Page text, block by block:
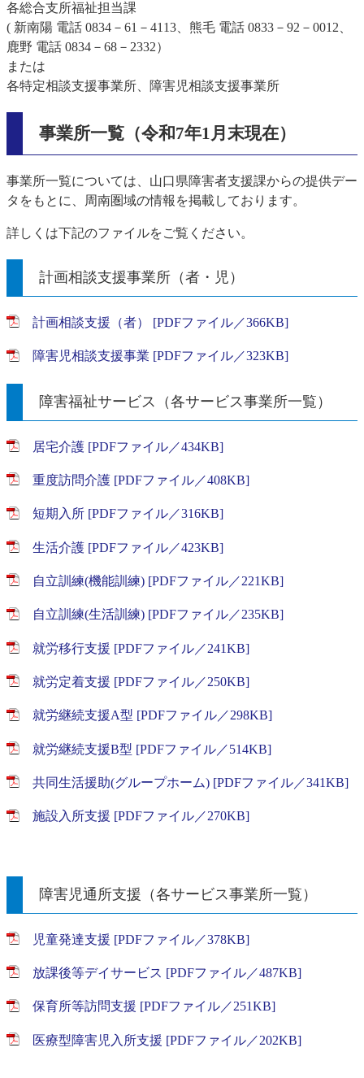
各総合支所福祉担当課
( 新南陽 電話 0834－61－4113、熊毛 電話 0833－92－0012、
鹿野 電話 0834－68－2332）
または
各特定相談支援事業所、障害児相談支援事業所
事業所一覧（令和7年1月末現在）
事業所一覧については、山口県障害者支援課からの提供デー
タをもとに、周南圏域の情報を掲載しております。
詳しくは下記のファイルをご覧ください。
計画相談支援事業所（者・児）
計画相談支援（者） [PDFファイル／366KB]
障害児相談支援事業 [PDFファイル／323KB]
障害福祉サービス（各サービス事業所一覧）
居宅介護 [PDFファイル／434KB]
重度訪問介護 [PDFファイル／408KB]
短期入所 [PDFファイル／316KB]
生活介護 [PDFファイル／423KB]
自立訓練(機能訓練) [PDFファイル／221KB]
自立訓練(生活訓練) [PDFファイル／235KB]
就労移行支援 [PDFファイル／241KB]
就労定着支援 [PDFファイル／250KB]
就労継続支援A型 [PDFファイル／298KB]
就労継続支援B型 [PDFファイル／514KB]
共同生活援助(グループホーム) [PDFファイル／341KB]
施設入所支援 [PDFファイル／270KB]
障害児通所支援（各サービス事業所一覧）
児童発達支援 [PDFファイル／378KB]
放課後等デイサービス [PDFファイル／487KB]
保育所等訪問支援 [PDFファイル／251KB]
医療型障害児入所支援 [PDFファイル／202KB]